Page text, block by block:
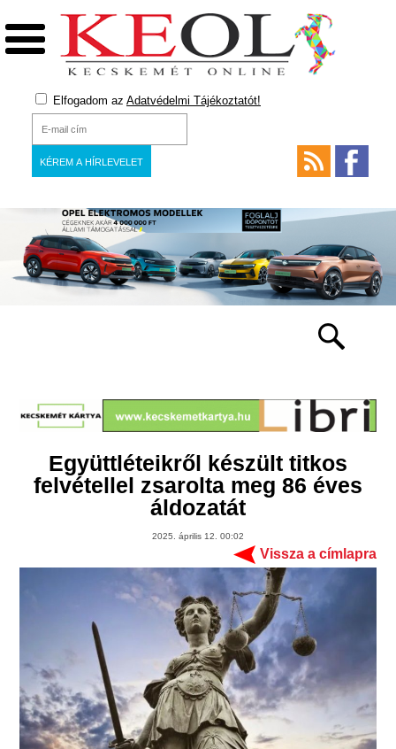
Elfogadom az Adatvédelmi Tájékoztatót!
Együttléteikről készült titkos
felvétellel zsarolta meg 86 éves
áldozatát
2025. április 12. 00:02
Vissza a címlapra